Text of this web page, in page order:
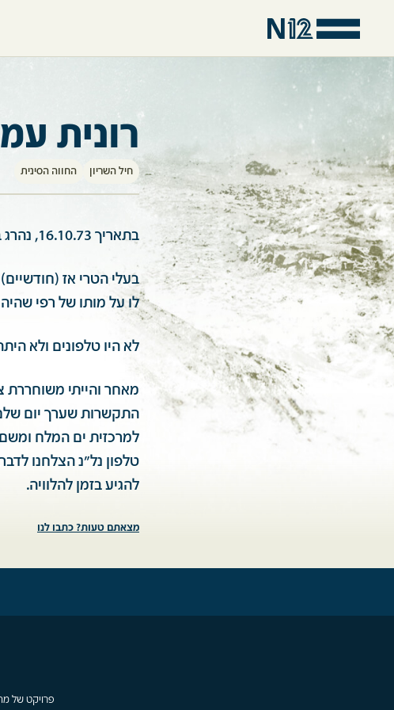
רונית
חיל השריון החווה הסינית
בתאריך 16.10.73, נהרג בן דודי רס"ן רפי בר לב בחווה הסינית.
לו על מותו של רפי
לא היו טלפונים ולא
מאחר והייתי
התקשרות שערך יום
למרכזית ים המלח
להגיע בזמן להלוויה.
מצאתם טעות? כתבו לנו